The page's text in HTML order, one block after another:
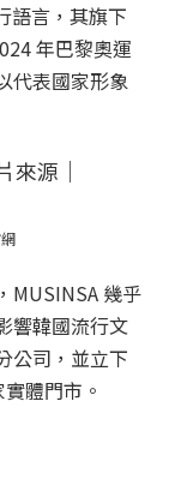
語言，其旗下
年巴黎奧運
代表國家形象
MUSINSA 幾乎
響韓國流行文
公司，並立下
體門市。